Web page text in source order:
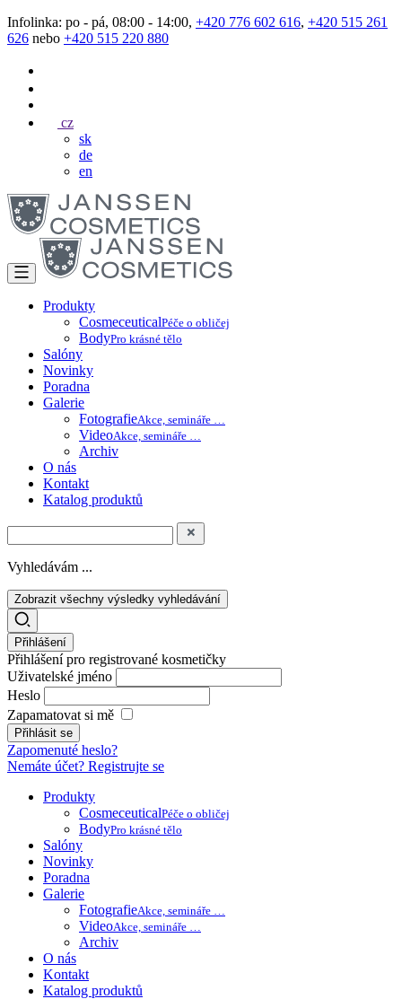
Infolinka: po - pá, 08:00 - 14:00, +420 776 602 616, +420 515 261
626 nebo +420 515 220 880
cz
sk
de
en
Produkty
CosmeceuticalPéče o obličej
BodyPro krásné tělo
Salóny
Novinky
Poradna
Galerie
FotografieAkce, semináře …
VideoAkce, semináře …
Archiv
O nás
Kontakt
Katalog produktů
Vyhledávám ...
Zobrazit všechny výsledky vyhledávání
Přihlášení
Přihlášení pro registrované kosmetičky
Uživatelské jméno
Heslo
Zapamatovat si mě
Zapomenuté heslo?
Nemáte účet? Registrujte se
Produkty
CosmeceuticalPéče o obličej
BodyPro krásné tělo
Salóny
Novinky
Poradna
Galerie
FotografieAkce, semináře …
VideoAkce, semináře …
Archiv
O nás
Kontakt
Katalog produktů